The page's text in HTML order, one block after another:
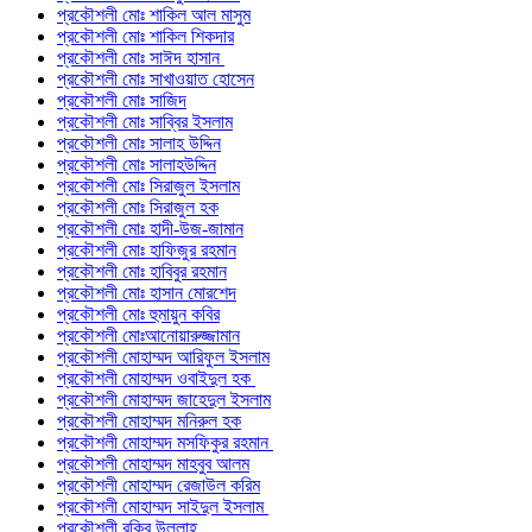
প্রকৌশলী মোঃ শাকিল আল মাসুম
প্রকৌশলী মোঃ শাকিল শিকদার
প্রকৌশলী মোঃ সাঈদ হাসান
প্রকৌশলী মোঃ সাখাওয়াত হোসেন
প্রকৌশলী মোঃ সাজিদ
প্রকৌশলী মোঃ সাব্বির ইসলাম
প্রকৌশলী মোঃ সালাহ উদ্দিন
প্রকৌশলী মোঃ সালাহউদ্দিন
প্রকৌশলী মোঃ সিরাজুল ইসলাম
প্রকৌশলী মোঃ সিরাজুল হক
প্রকৌশলী মোঃ হাদী-উজ-জামান
প্রকৌশলী মোঃ হাফিজুর রহমান
প্রকৌশলী মোঃ হাবিবুর রহমান
প্রকৌশলী মোঃ হাসান মোরশেদ
প্রকৌশলী মোঃ হুমায়ুন কবির
প্রকৌশলী মোঃআনোয়ারুজ্জামান
প্রকৌশলী মোহাম্মদ আরিফুল ইসলাম
প্রকৌশলী মোহাম্মদ ওবাইদুল হক
প্রকৌশলী মোহাম্মদ জাহেদুল ইসলাম
প্রকৌশলী মোহাম্মদ মনিরুল হক
প্রকৌশলী মোহাম্মদ মসফিকুর রহমান
প্রকৌশলী মোহাম্মদ মাহবুব আলম
প্রকৌশলী মোহাম্মদ রেজাউল করিম
প্রকৌশলী মোহাম্মদ সাইদুল ইসলাম
প্রকৌশলী রকিব উল্লাহ